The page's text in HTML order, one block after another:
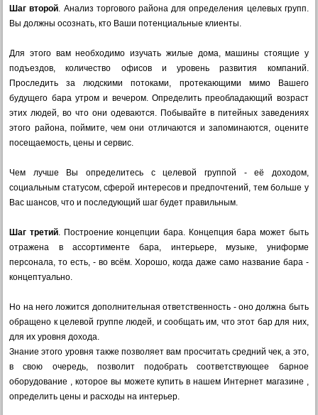
Шаг второй. Анализ торгового района для определения целевых групп.
Вы должны осознать, кто Ваши потенциальные клиенты.
Для этого вам необходимо изучать жилые дома, машины стоящие у
подъездов, количество офисов и уровень развития компаний.
Проследить за людскими потоками, протекающими мимо Вашего
будущего бара утром и вечером. Определить преобладающий возраст
этих людей, во что они одеваются. Побывайте в питейных заведениях
этого района, поймите, чем они отличаются и запоминаются, оцените
посещаемость, цены и сервис.
Чем лучше Вы определитесь с целевой группой - её доходом,
социальным статусом, сферой интересов и предпочтений, тем больше у
Вас шансов, что и последующий шаг будет правильным.
Шаг третий. Построение концепции бара. Концепция бара может быть
отражена в ассортименте бара, интерьере, музыке, униформе
персонала, то есть, - во всём. Хорошо, когда даже само название бара -
концептуально.
Но на него ложится дополнительная ответственность - оно должна быть
обращено к целевой группе людей, и сообщать им, что этот бар для них,
для их уровня дохода.
Знание этого уровня также позволяет вам просчитать средний чек, а это,
в свою очередь, позволит подобрать соответствующее барное
оборудование , которое вы можете купить в нашем Интернет магазине ,
определить цены и расходы на интерьер.